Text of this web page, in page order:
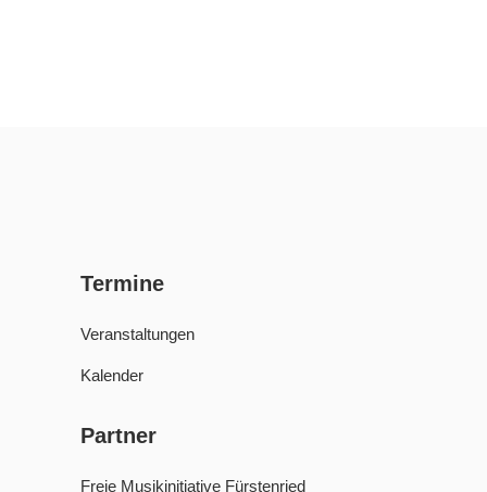
Termine
Veranstaltungen
Kalender
Partner
Freie Musikinitiative Fürstenried